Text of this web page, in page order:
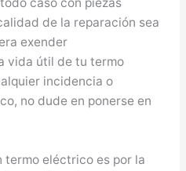
caso con piezas
de la reparación sea
exender
vida útil de tu termo
incidencia o
no dude en ponerse en
termo eléctrico es por la